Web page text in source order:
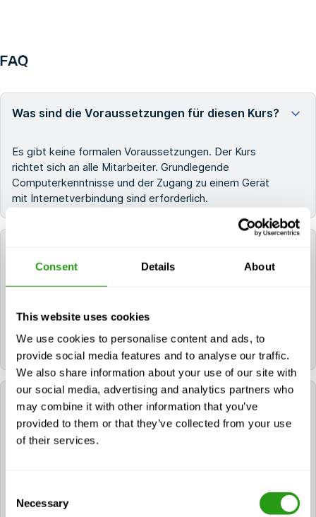
Consent Details About
This website uses cookies
We use cookies to personalise content and ads, to
provide social media features and to analyse our traffic.
We also share information about your use of our site with
our social media, advertising and analytics partners who
may combine it with other information that you’ve
provided to them or that they’ve collected from your use
of their services.
Selection
Necessary
FAQ
Was sind die Voraussetzungen für diesen Kurs?
Es gibt keine formalen Voraussetzungen. Der Kurs
richtet sich an alle Mitarbeiter. Grundlegende
Computerkenntnisse und der Zugang zu einem Gerät
mit Internetverbindung sind erforderlich.
FMTC bietet eine kostenlose Stornierung bis zu 24
Branche unvorhersehbar sein kann, weshalb Sie Ihren
Kurs bis 24 Stunden vor Beginn kostenlos stornieren
oder verschieben können.
Welche Ausrüstung benötige ich für den Kurs?
Die Teilnehmer benötigen Zugang zu einem
werden.